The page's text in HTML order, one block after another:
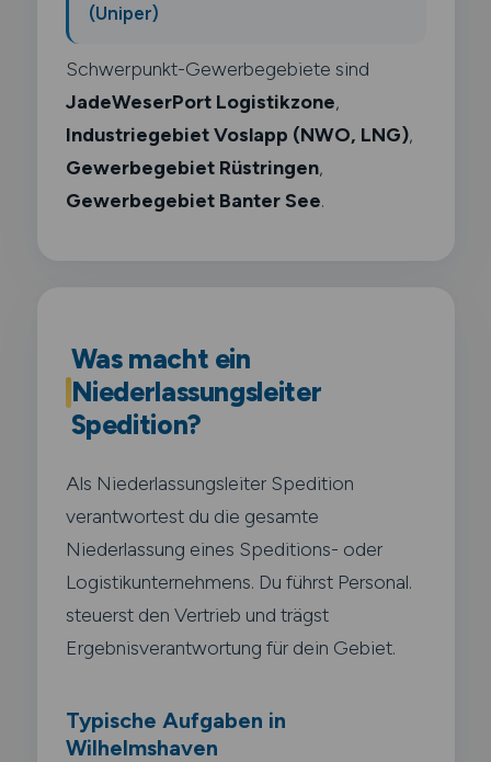
(Uniper)
Schwerpunkt-Gewerbegebiete sind
JadeWeserPort Logistikzone,
Industriegebiet Voslapp (NWO, LNG),
Gewerbegebiet Rüstringen,
Gewerbegebiet Banter See.
Was macht ein
Niederlassungsleiter
Spedition?
Als Niederlassungsleiter Spedition
verantwortest du die gesamte
Niederlassung eines Speditions- oder
Logistikunternehmens. Du führst Personal.
steuerst den Vertrieb und trägst
Ergebnisverantwortung für dein Gebiet.
Typische Aufgaben in
Wilhelmshaven